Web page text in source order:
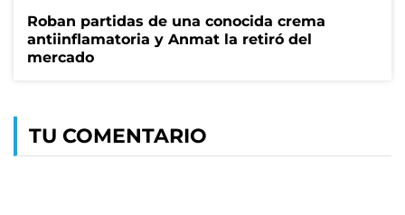
Roban partidas de una conocida crema
antiinflamatoria y Anmat la retiró del
mercado
TU COMENTARIO